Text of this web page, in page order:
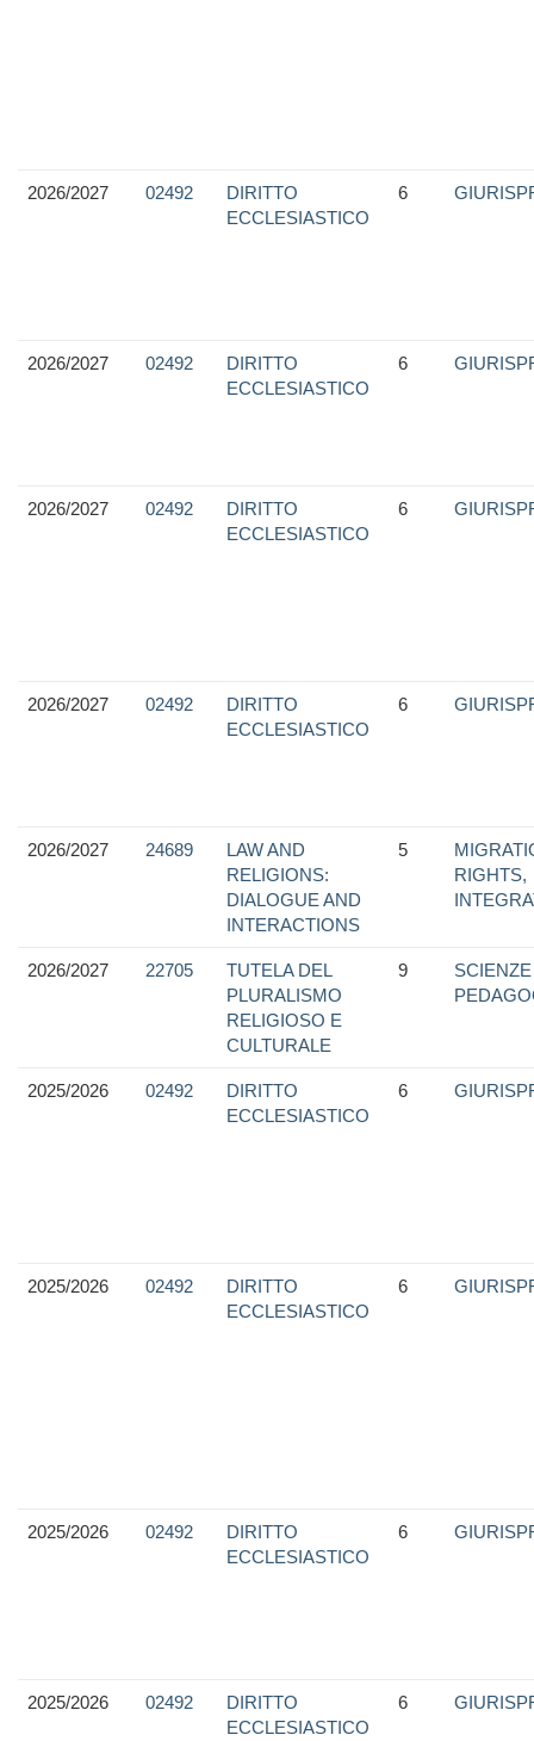
2026/2027 02492
DIRITTO
ECCLESIASTICO
6
2026/2027 02492
DIRITTO
ECCLESIASTICO
6
2026/2027 02492
DIRITTO
ECCLESIASTICO
6
2026/2027 02492
DIRITTO
ECCLESIASTICO
6
2026/2027 24689
LAW AND
RELIGIONS:
DIALOGUE AND
INTERACTIONS
5
RIGHTS,
2026/2027 22705
TUTELA DEL
PLURALISMO
RELIGIOSO E
CULTURALE
9
SCIENZE
2025/2026 02492
DIRITTO
ECCLESIASTICO
6
2025/2026 02492
DIRITTO
ECCLESIASTICO
6
2025/2026 02492
DIRITTO
ECCLESIASTICO
6
2025/2026 02492
DIRITTO
ECCLESIASTICO
6